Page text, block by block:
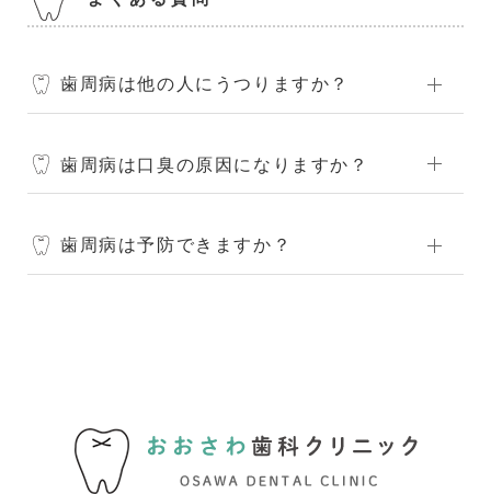
歯周病は他の人にうつりますか？
歯周病は口臭の原因になりますか？
歯周病は予防できますか？